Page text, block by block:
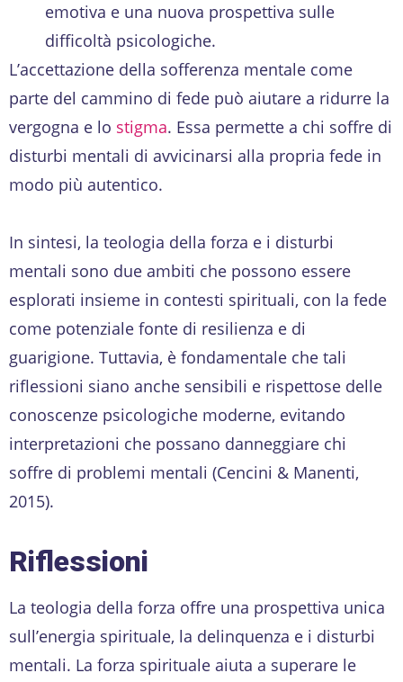
emotiva e una nuova prospettiva sulle
difficoltà psicologiche.
L’accettazione della sofferenza mentale come
parte del cammino di fede può aiutare a ridurre la
vergogna e lo stigma. Essa permette a chi soffre di
disturbi mentali di avvicinarsi alla propria fede in
modo più autentico.
In sintesi, la teologia della forza e i disturbi
mentali sono due ambiti che possono essere
esplorati insieme in contesti spirituali, con la fede
come potenziale fonte di resilienza e di
guarigione. Tuttavia, è fondamentale che tali
riflessioni siano anche sensibili e rispettose delle
conoscenze psicologiche moderne, evitando
interpretazioni che possano danneggiare chi
soffre di problemi mentali (Cencini & Manenti,
2015).
Riflessioni
La teologia della forza offre una prospettiva unica
sull’energia spirituale, la delinquenza e i disturbi
mentali. La forza spirituale aiuta a superare le